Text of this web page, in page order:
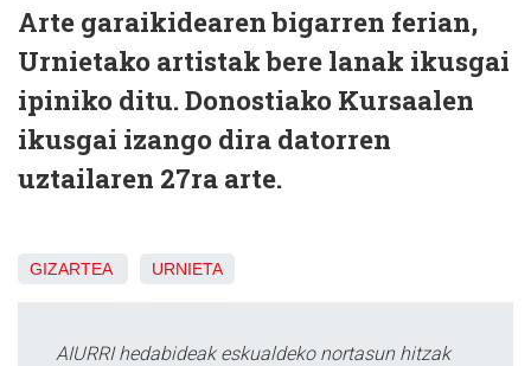
Arte garaikidearen bigarren ferian,
Urnietako artistak bere lanak ikusgai
ipiniko ditu. Donostiako Kursaalen
ikusgai izango dira datorren
uztailaren 27ra arte.
GIZARTEA URNIETA
AIURRI hedabideak eskualdeko nortasun hitzak